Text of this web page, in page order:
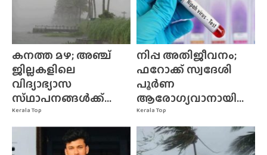
Kerala Top
കനത്ത മഴ; അഞ്ച്
ജില്ലകളിലെ
വിദ്യാഭ്യാസ
സ്‌ഥാപനങ്ങൾക്ക്‌...
Kerala Top
നിപ്പ അതിജീവനം;
ഫറോക്ക് സ്വദേശി
പൂർണ
ആരോഗ്യവാനായി...